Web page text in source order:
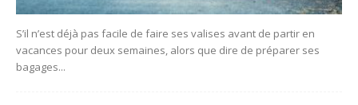
S’il n’est déjà pas facile de faire ses valises avant de partir en
vacances pour deux semaines, alors que dire de préparer ses
bagages...